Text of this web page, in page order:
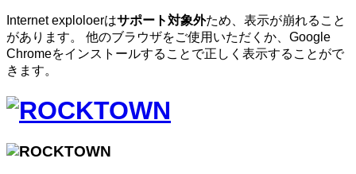
Internet exploloerはサポート対象外ため、表示が崩れること
があります。 他のブラウザをご使用いただくか、Google
Chromeをインストールすることで正しく表示することがで
きます。